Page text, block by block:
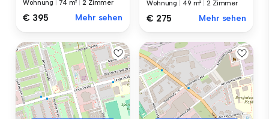
Wohnung 74 m² |2 Zimmer
€ 395 Mehr sehen
Wohnung 49 m² |2 Zimmer
€ 275 Mehr sehen